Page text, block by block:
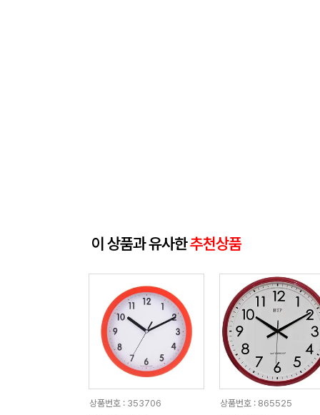
이 상품과 유사한추천상품
상품번호 : 353706
상품번호 : 865525